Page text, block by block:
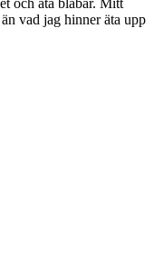
och äta blåbär. Mitt
vad jag hinner äta upp